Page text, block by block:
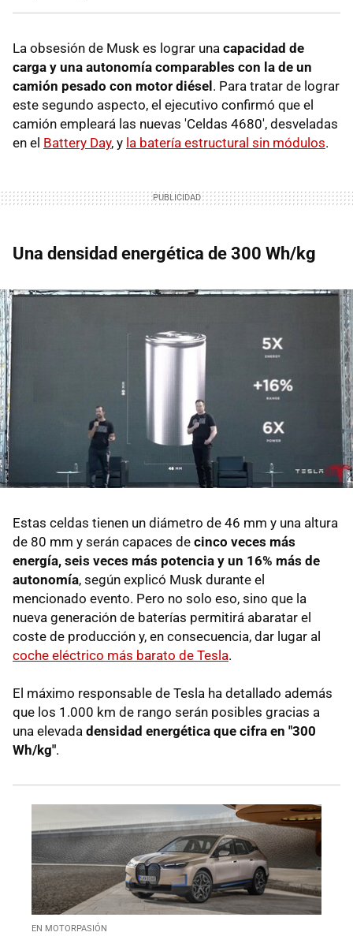
La obsesión de Musk es lograr una capacidad de
carga y una autonomía comparables con la de un
camión pesado con motor diésel. Para tratar de lograr
este segundo aspecto, el ejecutivo confirmó que el
camión empleará las nuevas 'Celdas 4680', desveladas
en el Battery Day, y la batería estructural sin módulos.
Una densidad energética de 300 Wh/kg
Estas celdas tienen un diámetro de 46 mm y una altura
de 80 mm y serán capaces de cinco veces más
energía, seis veces más potencia y un 16% más de
autonomía, según explicó Musk durante el
mencionado evento. Pero no solo eso, sino que la
nueva generación de baterías permitirá abaratar el
coste de producción y, en consecuencia, dar lugar al
coche eléctrico más barato de Tesla.
El máximo responsable de Tesla ha detallado además
que los 1.000 km de rango serán posibles gracias a
una elevada densidad energética que cifra en "300
Wh/kg".
EN MOTORPASIÓN